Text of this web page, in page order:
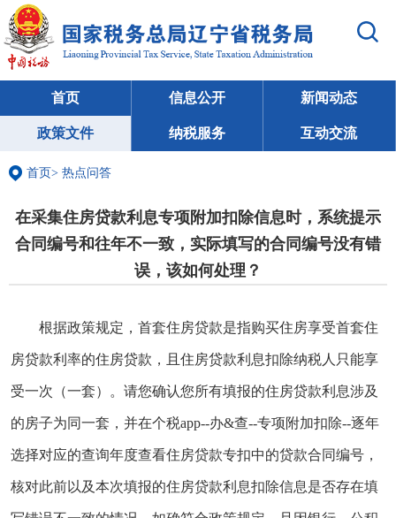
首页 信息公开 新闻动态
政策文件 纳税服务 互动交流
首页> 热点问答
在采集住房贷款利息专项附加扣除信息时，系统提示
合同编号和往年不一致，实际填写的合同编号没有错
误，该如何处理？
根据政策规定，首套住房贷款是指购买住房享受首套住
房贷款利率的住房贷款，且住房贷款利息扣除纳税人只能享
受一次（一套）。请您确认您所有填报的住房贷款利息涉及
的房子为同一套，并在个税app--办&查--专项附加扣除--逐年
选择对应的查询年度查看住房贷款专扣中的贷款合同编号，
核对此前以及本次填报的住房贷款利息扣除信息是否存在填